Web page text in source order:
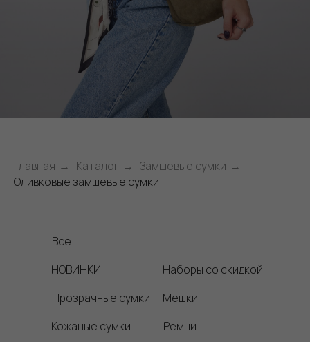
Главная → Каталог → Замшевые сумки →
Оливковые замшевые сумки
Ремни
Наборы со скидкой
Мешки
Прозрачные сумки
Кожаные сумки
НОВИНКИ
Все